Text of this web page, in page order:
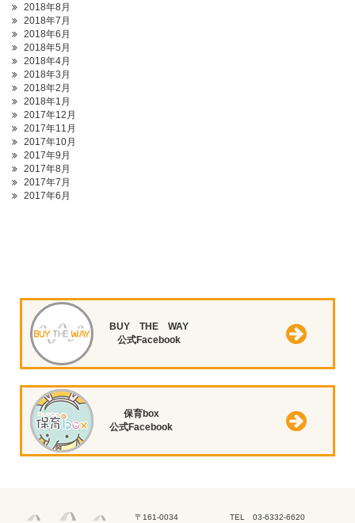
2018年8月
2018年7月
2018年6月
2018年5月
2018年4月
2018年3月
2018年2月
2018年1月
2017年12月
2017年11月
2017年10月
2017年9月
2017年8月
2017年7月
2017年6月
BUY THE WAY
公式Facebook
保育box
公式Facebook
〒161-0034
TEL 03-6332-6620